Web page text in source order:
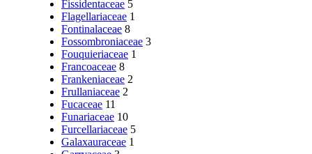
Fissidentaceae 5
Flagellariaceae 1
Fontinalaceae 8
Fossombroniaceae 3
Fouquieriaceae 1
Francoaceae 8
Frankeniaceae 2
Frullaniaceae 2
Fucaceae 11
Funariaceae 10
Furcellariaceae 5
Galaxauraceae 1